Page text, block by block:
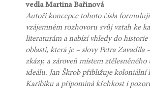
vedla Martina Bařinová
Autoři koncepce tohoto čísla formulují
vzájemném rozhovoru svůj vztah ke
literaturám a nabízí vhledy do historie
oblasti, která je – slovy Petra Zavadila
zkázy, a zároveň místem
ideálu. Jan Škrob přibližuje koloniální
Karibiku a připomíná křehkost i